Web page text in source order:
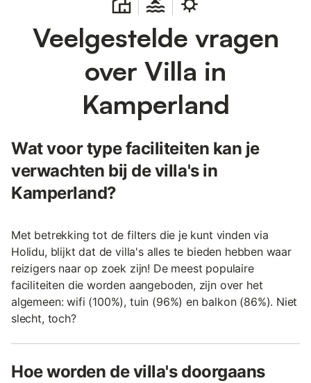
Veelgestelde vragen
over Villa in
Kamperland
Wat voor type faciliteiten kan je
verwachten bij de villa's in
Kamperland?
Met betrekking tot de filters die je kunt vinden via
Holidu, blijkt dat de villa's alles te bieden hebben waar
reizigers naar op zoek zijn! De meest populaire
faciliteiten die worden aangeboden, zijn over het
algemeen: wifi (100%), tuin (96%) en balkon (86%). Niet
slecht, toch?
Hoe worden de villa's doorgaans